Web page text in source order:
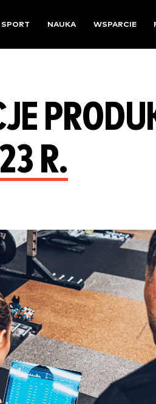
SPORT NAUKA WSPARCIE
R.